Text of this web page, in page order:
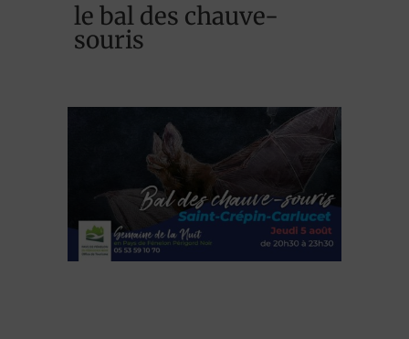
le bal des chauve-
souris